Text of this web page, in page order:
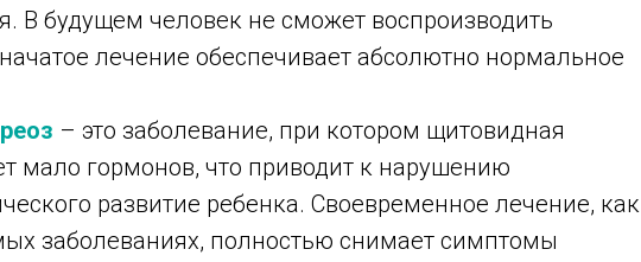
В будущем человек не сможет воспроизводить
лечение обеспечивает абсолютно нормальное
– это заболевание, при котором щитовидная
мало гормонов, что приводит к нарушению
развитие ребенка. Своевременное лечение, как
заболеваниях, полностью снимает симптомы